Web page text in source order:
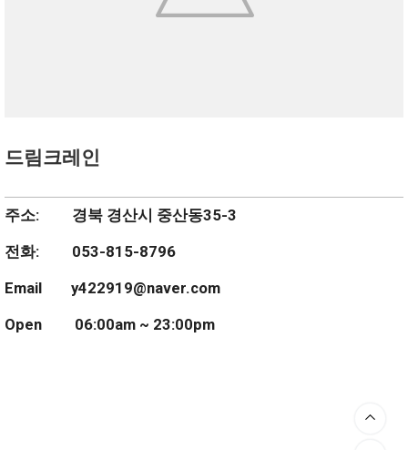
드림크레인
주소: 경북 경산시 중산동35-3
전화: 053-815-8796
Email y422919@naver.com
Open 06:00am ~ 23:00pm